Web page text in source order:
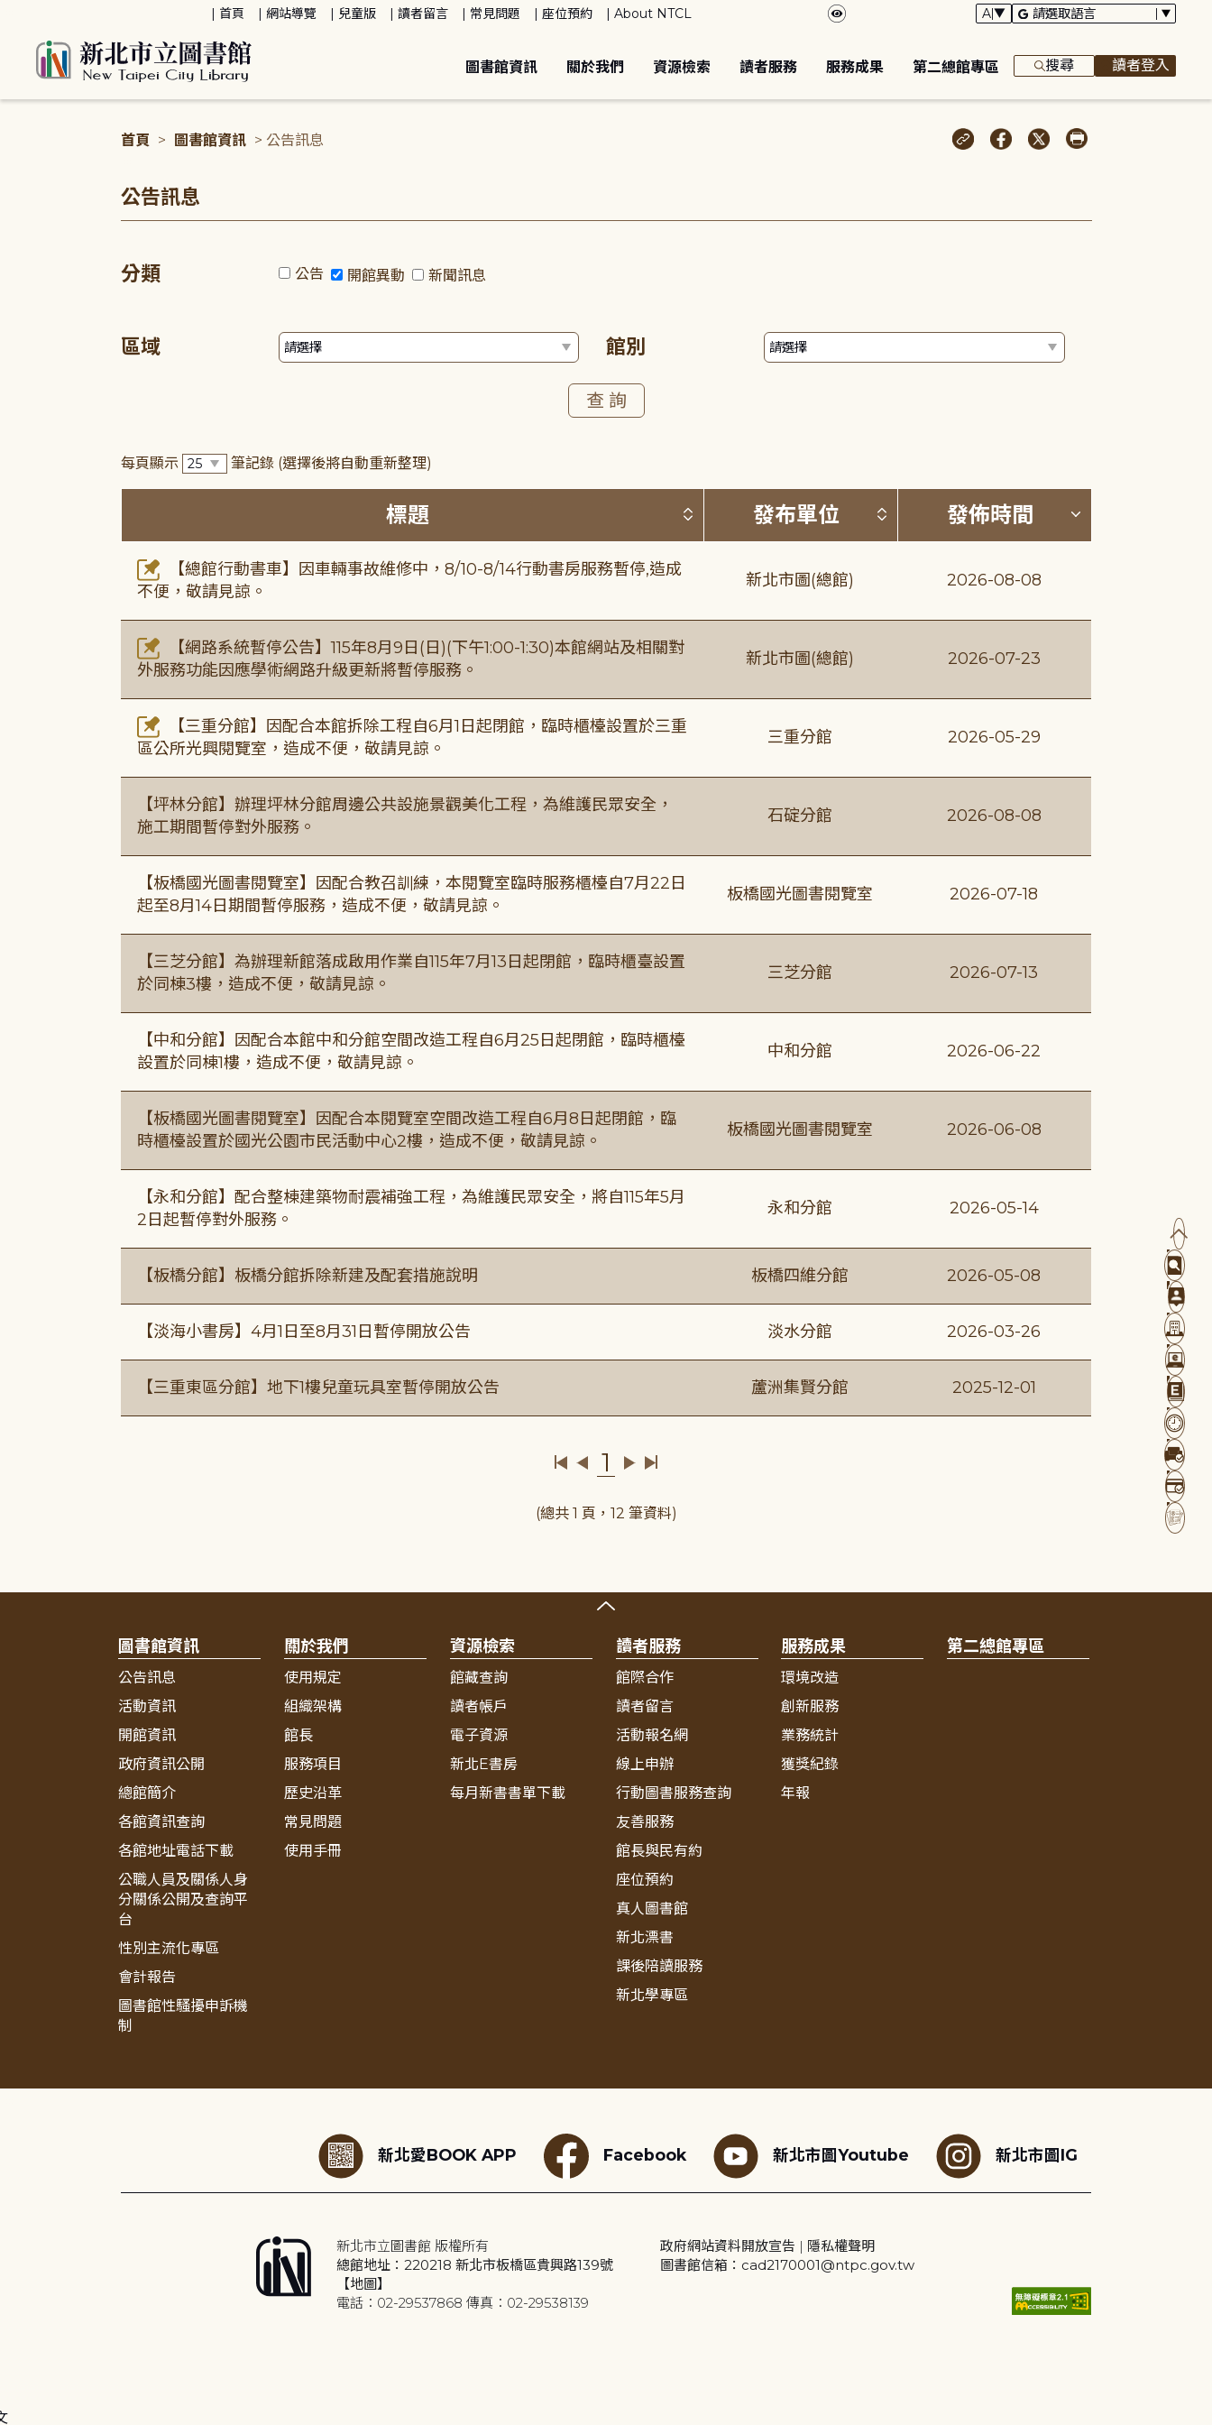
首頁 網站導覽 兒童版 讀者留言 常見問題 座位預約 About NTCL
圖書館資訊 關於我們 資源檢索 讀者服務 服務成果 第二總館專區 搜尋 讀者登入
首頁 > 圖書館資訊 > 公告訊息
公告訊息
分類 公告 開館異動 新聞訊息
區域 館別
每頁顯示 筆記錄 (選擇後將自動重新整理)
標題 按標題排序 (升降冪)
發布單位 按發布單位排序 (升降冪)
發佈時間 按發佈時間
【總館行動書車】因車輛事故維修中，8/10-8/14行動書房服務暫停,造成
不便，敬請見諒。
新北市圖(總館) 2026-08-08
【網路系統暫停公告】115年8月9日(日)(下午1:00-1:30)本館網站及相關對
外服務功能因應學術網路升級更新將暫停服務。
新北市圖(總館) 2026-07-23
【三重分館】因配合本館拆除工程自6月1日起閉館，臨時櫃檯設置於三重
區公所光興閱覽室，造成不便，敬請見諒。
三重分館 2026-05-29
【坪林分館】辦理坪林分館周邊公共設施景觀美化工程，為維護民眾安全，
施工期間暫停對外服務。
石碇分館 2026-08-08
【板橋國光圖書閱覽室】因配合教召訓練，本閱覽室臨時服務櫃檯自7月22日
起至8月14日期間暫停服務，造成不便，敬請見諒。
板橋國光圖書閱覽室 2026-07-18
【三芝分館】為辦理新館落成啟用作業自115年7月13日起閉館，臨時櫃臺設置
於同棟3樓，造成不便，敬請見諒。
三芝分館 2026-07-13
【中和分館】因配合本館中和分館空間改造工程自6月25日起閉館，臨時櫃檯
設置於同棟1樓，造成不便，敬請見諒。
中和分館 2026-06-22
【板橋國光圖書閱覽室】因配合本閱覽室空間改造工程自6月8日起閉館，臨
時櫃檯設置於國光公園市民活動中心2樓，造成不便，敬請見諒。
板橋國光圖書閱覽室 2026-06-08
【永和分館】配合整棟建築物耐震補強工程，為維護民眾安全，將自115年5月
2日起暫停對外服務。
永和分館 2026-05-14
【板橋分館】板橋分館拆除新建及配套措施說明 板橋四維分館 2026-05-08
【淡海小書房】4月1日至8月31日暫停開放公告 淡水分館 2026-03-26
【三重東區分館】地下1樓兒童玩具室暫停開放公告 蘆洲集賢分館 2025-12-01
1
(總共 1 頁，12 筆資料)
圖書館資訊
公告訊息
活動資訊
開館資訊
政府資訊公開
總館簡介
各館資訊查詢
各館地址電話下載
公職人員及關係人身
分關係公開及查詢平
台
性別主流化專區
會計報告
圖書館性騷擾申訴機
制
關於我們
使用規定
組織架構
館長
服務項目
歷史沿革
常見問題
使用手冊
資源檢索
館藏查詢
讀者帳戶
電子資源
新北E書房
每月新書書單下載
讀者服務
館際合作
讀者留言
活動報名網
線上申辦
行動圖書服務查詢
友善服務
館長與民有約
座位預約
真人圖書館
新北漂書
課後陪讀服務
新北學專區
服務成果
環境改造
創新服務
業務統計
獲獎紀錄
年報
第二總館專區
新北愛BOOK APP Facebook 新北市圖Youtube 新北市圖IG
新北市立圖書館 版權所有
總館地址：220218 新北市板橋區貴興路139號
【地圖】
電話：02-29537868 傳真：02-29538139
政府網站資料開放宣告 | 隱私權聲明
圖書館信箱：cad2170001@ntpc.gov.tw